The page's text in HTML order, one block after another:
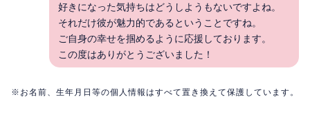
好きになった気持ちはどうしようもないですよね。
それだけ彼が魅力的であるということですね。
ご自身の幸せを掴めるように応援しております。
この度はありがとうございました！
※お名前、生年月日等の個人情報はすべて置き換えて保護しています。